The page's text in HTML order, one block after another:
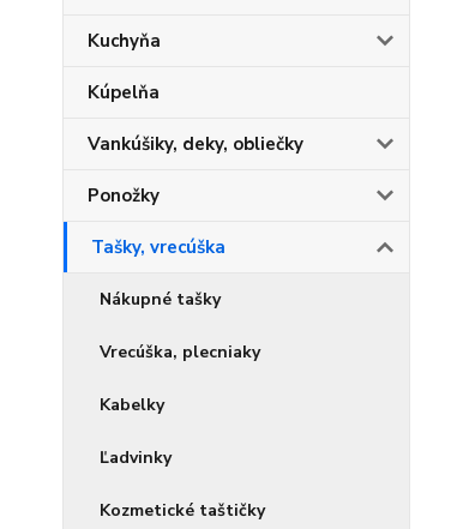
Kuchyňa
Kúpelňa
Vankúšiky, deky, obliečky
Ponožky
Tašky, vrecúška
Nákupné tašky
Vrecúška, plecniaky
Kabelky
Ľadvinky
Kozmetické taštičky